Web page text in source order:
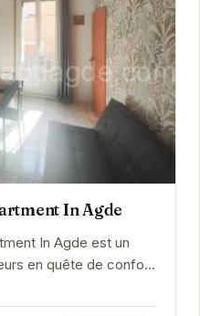
In Agde
In Agde est un
en quête de confort
emplacement...